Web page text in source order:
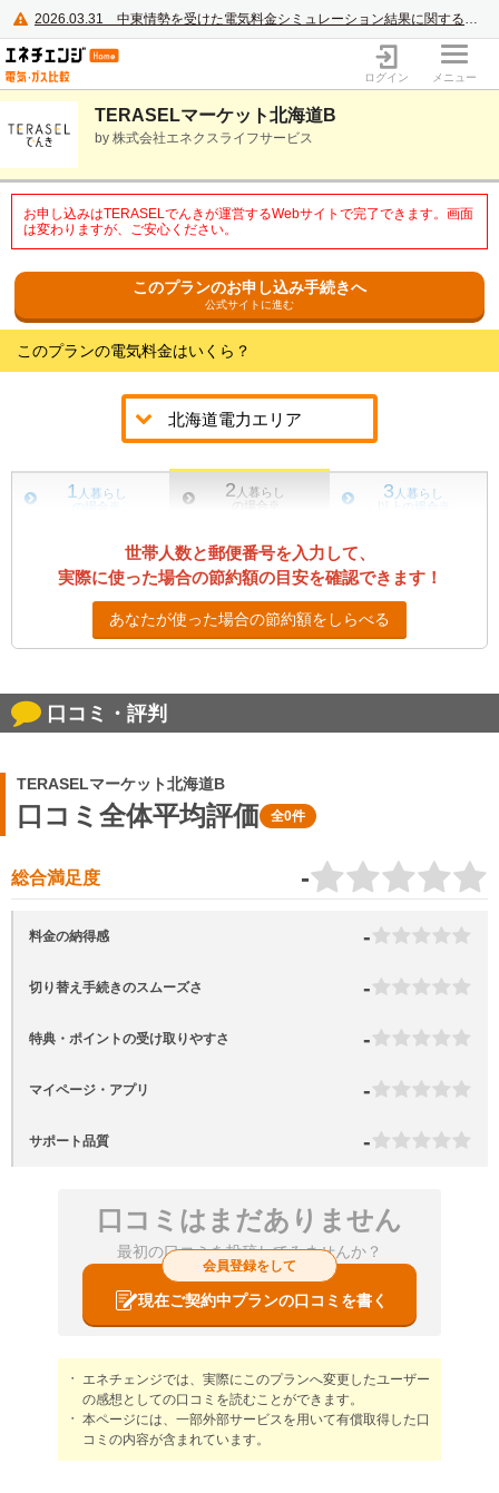
2026.03.31 中東情勢を受けた電気料金シミュレーション結果に関するご案内
電力・ガス比較サイト エネチェンジ
ログイン メニュー
TERASELマーケット北海道B
by 株式会社エネクスライフサービス
お申し込みはTERASELでんきが運営するWebサイトで完了できます。画面
は変わりますが、ご安心ください。
このプランのお申し込み手続きへ
公式サイトに進む
このプランの電気料金はいくら？
1 人暮らし
の場合
2 人暮らし
の場合
※
3 人暮らし
以上の場合
世帯人数と郵便番号を入力して、
実際に使った場合の節約額の目安を確認できます！
あなたが使った場合の節約額をしらべる
口コミ・評判
TERASELマーケット北海道B
口コミ全体平均評価 全0件
総合満足度 -
料金の納得感 -
切り替え手続きのスムーズさ -
特典・ポイントの受け取りやすさ -
マイページ・アプリ -
サポート品質 -
口コミはまだありません
最初の口コミを投稿してみませんか？
会員登録をして
現在ご契約中プランの口コミを書く
エネチェンジでは、実際にこのプランへ変更したユーザー
の感想としての口コミを読むことができます。
本ページには、一部外部サービスを用いて有償取得した口
コミの内容が含まれています。